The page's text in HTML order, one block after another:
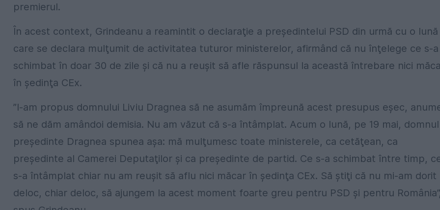
premierul.
În acest context, Grindeanu a reamintit o declaraţie a preşedintelui PSD din urmă cu o
care se declara mulţumit de activitatea tuturor ministerelor, afirmând că nu înţelege ce s-a
schimbat în doar 30 de zile şi că nu a reuşit să afle răspunsul la această întrebare nici
în şedinţa CEx.
”I-am propus domnului Liviu Dragnea să ne asumăm împreună acest presupus eşec,
să ne dăm amândoi demisia. Nu am văzut că s-a întâmplat. Acum o lună, pe 19 mai, domnul
preşedinte Dragnea spunea aşa: mă mulţumesc toate ministerele, ca cetăţean, ca
preşedinte al Camerei Deputaţilor şi ca preşedinte de partid. Ce s-a schimbat între timp,
s-a întâmplat chiar nu am reuşit să aflu nici măcar în şedinţa CEx. Să ştiţi că nu mi-am dorit
deloc, chiar deloc, să ajungem la acest moment foarte greu pentru PSD şi pentru